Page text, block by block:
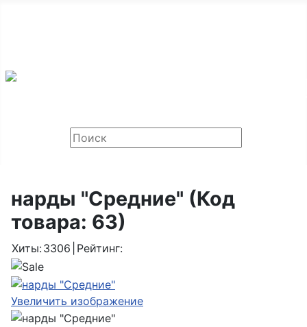
нарды "Средние" (Код
товара: 63)
Хиты:3306 Рейтинг:
Увеличить изображение